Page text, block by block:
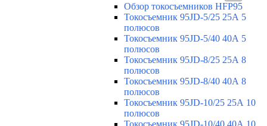
Обзор токосъемников HFP95
Токосъемник 95JD-5/25 25А 5
полюсов
Токосъемник 95JD-5/40 40А 5
полюсов
Токосъемник 95JD-8/25 25А 8
полюсов
Токосъемник 95JD-8/40 40А 8
полюсов
Токосъемник 95JD-10/25 25А 10
полюсов
Токосъемник 95JD-10/40 40А 10